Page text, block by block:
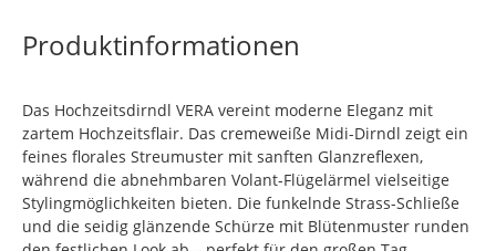
Produktinformationen
Das Hochzeitsdirndl VERA vereint moderne Eleganz mit
zartem Hochzeitsflair. Das cremeweiße Midi-Dirndl zeigt ein
feines florales Streumuster mit sanften Glanzreflexen,
während die abnehmbaren Volant-Flügelärmel vielseitige
Stylingmöglichkeiten bieten. Die funkelnde Strass-Schließe
und die seidig glänzende Schürze mit Blütenmuster runden